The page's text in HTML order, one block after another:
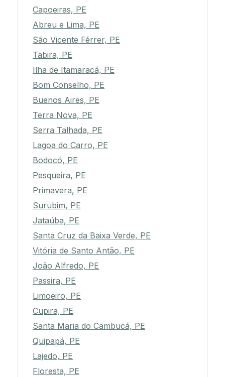
Capoeiras, PE
Abreu e Lima, PE
São Vicente Férrer, PE
Tabira, PE
Ilha de Itamaracá, PE
Bom Conselho, PE
Buenos Aires, PE
Terra Nova, PE
Serra Talhada, PE
Lagoa do Carro, PE
Bodocó, PE
Pesqueira, PE
Primavera, PE
Surubim, PE
Jataúba, PE
Santa Cruz da Baixa Verde, PE
Vitória de Santo Antão, PE
João Alfredo, PE
Passira, PE
Limoeiro, PE
Cupira, PE
Santa Maria do Cambucá, PE
Quipapá, PE
Lajedo, PE
Floresta, PE